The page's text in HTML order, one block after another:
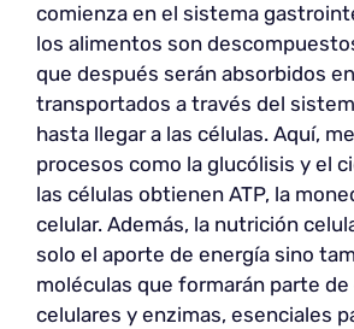
comienza en el sistema
los alimentos son
que después serán absorbidos
transportados a través del
hasta llegar a las células. Aquí,
procesos como la glucólisis y el
las células obtienen ATP, la
celular. Además, la nutrición
solo el aporte de energía sino
moléculas que formarán parte
celulares y enzimas, esenciales